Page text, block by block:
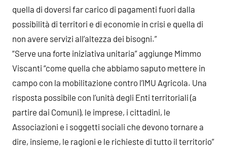
quella di doversi far carico di pagamenti fuori dalla
possibilità di territori e di economie in crisi e quella di
non avere servizi all’altezza dei bisogni.”
“Serve una forte iniziativa unitaria” aggiunge Mimmo
Viscanti “come quella che abbiamo saputo mettere in
campo con la mobilitazione contro l’IMU Agricola. Una
risposta possibile con l’unità degli Enti territoriali (a
partire dai Comuni), le imprese, i cittadini, le
Associazioni e i soggetti sociali che devono tornare a
dire, insieme, le ragioni e le richieste di tutto il territorio”